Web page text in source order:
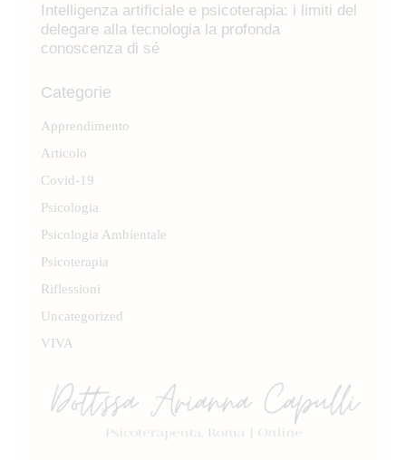
Intelligenza artificiale e psicoterapia: i limiti del
delegare alla tecnologia la profonda
conoscenza di sé
Categorie
Apprendimento
Articolo
Covid-19
Psicologia
Psicologia Ambientale
Psicoterapia
Riflessioni
Uncategorized
VIVA